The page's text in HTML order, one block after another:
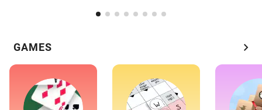
GAMES chevron_right